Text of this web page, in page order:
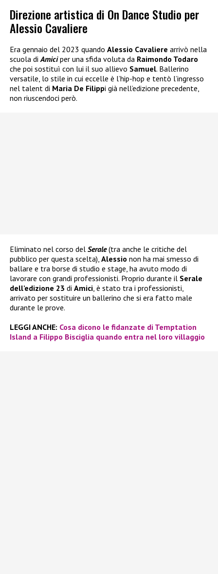
Direzione artistica di On Dance Studio per
Alessio Cavaliere
Era gennaio del 2023 quando Alessio Cavaliere arrivò nella
scuola di Amiciper una sfida voluta da Raimondo Todaro
che poi sostituì con lui il suo allievo Samuel. Ballerino
versatile, lo stile in cui eccelle è l’hip-hop e tentò l’ingresso
nel talent di Maria De Filippi già nell’edizione precedente,
non riuscendoci però.
Eliminato nel corso del Serale(tra anche le critiche del
pubblico per questa scelta), Alessio non ha mai smesso di
ballare e tra borse di studio e stage, ha avuto modo di
lavorare con grandi professionisti. Proprio durante il Serale
dell’edizione 23 di Amici , è stato tra i professionisti,
arrivato per sostituire un ballerino che si era fatto male
durante le prove.
LEGGI ANCHE: Cosa dicono le fidanzate di Temptation
Island a Filippo Bisciglia quando entra nel loro villaggio